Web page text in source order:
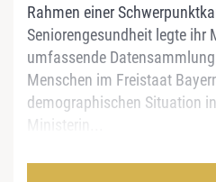
Rahmen einer
Seniorengesundheit legte ihr
umfassende
Menschen im Freistaat
demographischen Situation
Ministerin...